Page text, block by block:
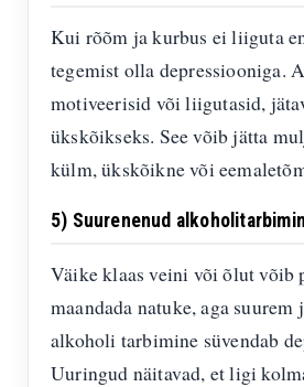
Kui rõõm ja kurbus ei liiguta
tegemist olla depressiooniga.
motiveerisid või liigutasid,
ükskõikseks. See võib jätta
külm, ükskõikne või
5) Suurenenud
Väike klaas veini või õlut võib
maandada natuke, aga suurem
alkoholi tarbimine süvendab
Uuringud näitavad, et ligi